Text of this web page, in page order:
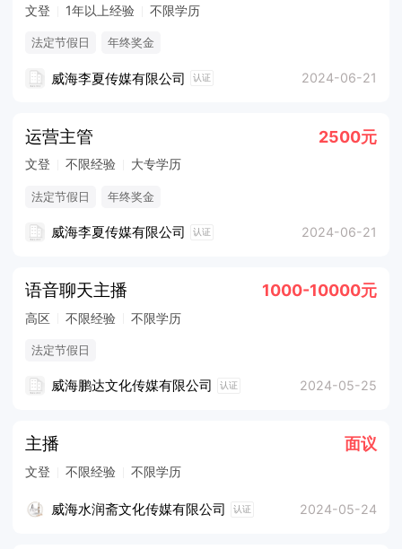
文登 1年以上经验 不限学历
法定节假日 年终奖金
威海李夏传媒有限公司 认证 2024-06-21
运营主管 2500元
文登 不限经验 大专学历
法定节假日 年终奖金
威海李夏传媒有限公司 认证 2024-06-21
语音聊天主播 1000-10000元
高区 不限经验 不限学历
法定节假日
威海鹏达文化传媒有限公司 认证 2024-05-25
主播 面议
文登 不限经验 不限学历
威海水润斋文化传媒有限公司 认证 2024-05-24